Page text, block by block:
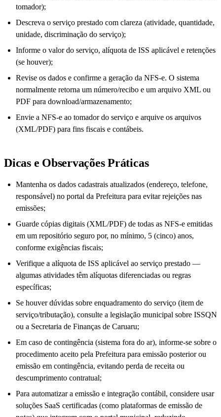
tomador);
Descreva o serviço prestado com clareza (atividade, quantidade,
unidade, discriminação do serviço);
Informe o valor do serviço, alíquota de ISS aplicável e retenções
(se houver);
Revise os dados e confirme a geração da NFS-e. O sistema
normalmente retorna um número/recibo e um arquivo XML ou
PDF para download/armazenamento;
Envie a NFS-e ao tomador do serviço e arquive os arquivos
(XML/PDF) para fins fiscais e contábeis.
Dicas e Observações Práticas
Mantenha os dados cadastrais atualizados (endereço, telefone,
responsável) no portal da Prefeitura para evitar rejeições nas
emissões;
Guarde cópias digitais (XML/PDF) de todas as NFS-e emitidas
em um repositório seguro por, no mínimo, 5 (cinco) anos,
conforme exigências fiscais;
Verifique a alíquota de ISS aplicável ao serviço prestado —
algumas atividades têm alíquotas diferenciadas ou regras
específicas;
Se houver dúvidas sobre enquadramento do serviço (item de
serviço/tributação), consulte a legislação municipal sobre ISSQN
ou a Secretaria de Finanças de Caruaru;
Em caso de contingência (sistema fora do ar), informe-se sobre o
procedimento aceito pela Prefeitura para emissão posterior ou
emissão em contingência, evitando perda de receita ou
descumprimento contratual;
Para automatizar a emissão e integração contábil, considere usar
soluções SaaS certificadas (como plataformas de emissão de